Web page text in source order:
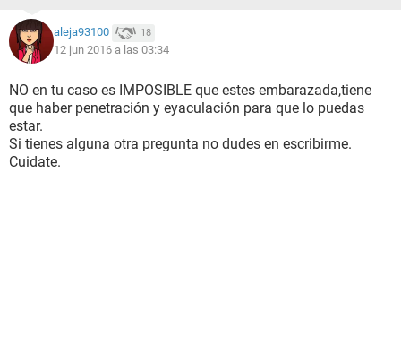
aleja93100 18
12 jun 2016 a las 03:34
NO en tu caso es IMPOSIBLE que estes embarazada,tiene
que haber penetración y eyaculación para que lo puedas
estar.
Si tienes alguna otra pregunta no dudes en escribirme.
Cuidate.